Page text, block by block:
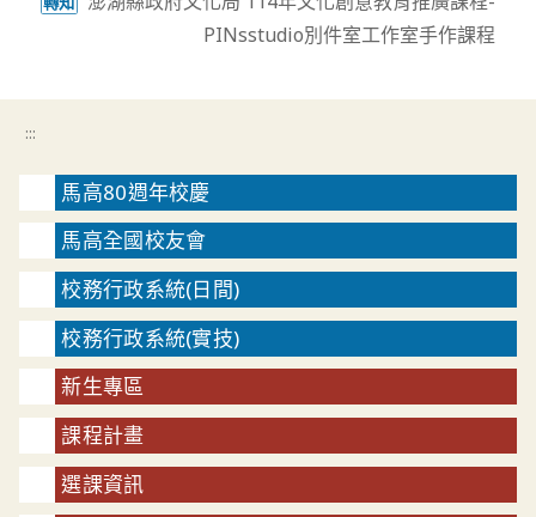
PINsstudio別件室工作室手作課程
:::
馬高80週年校慶
馬高全國校友會
校務行政系統(日間)
校務行政系統(實技)
新生專區
課程計畫
選課資訊